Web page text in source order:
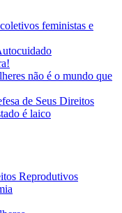
feministas e
não é o mundo que
de Seus Direitos
é laico
Reprodutivos